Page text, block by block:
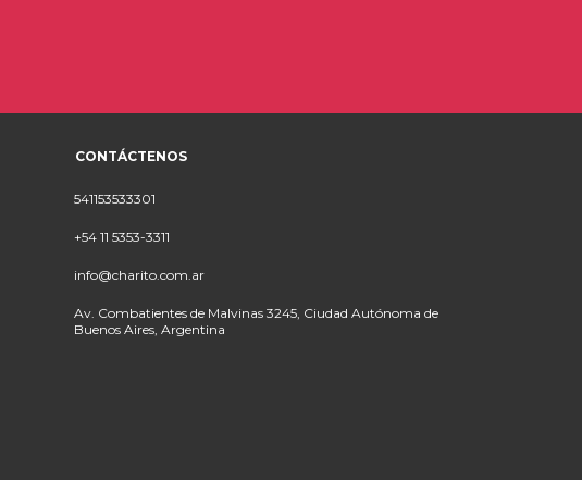
CONTÁCTENOS
541153533301
+54 11 5353-3311
info@charito.com.ar
Av. Combatientes de Malvinas 3245, Ciudad Autónoma de
Buenos Aires, Argentina